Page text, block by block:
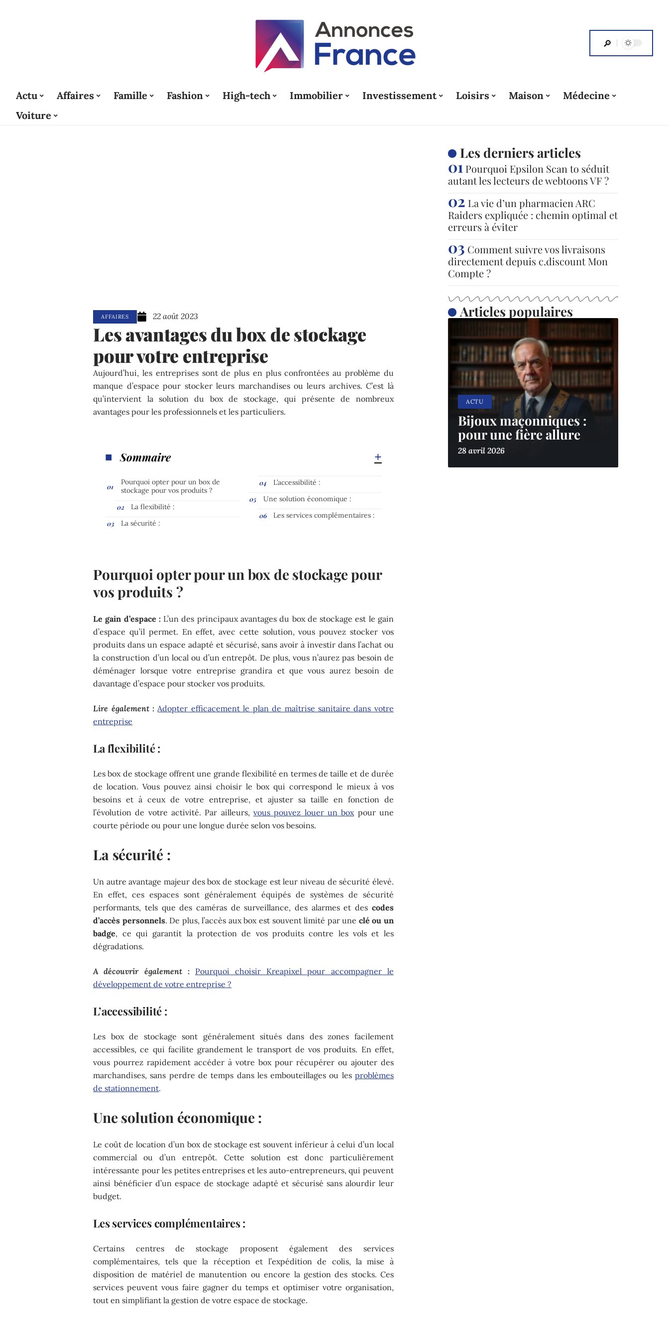
Actu Affaires Famille Fashion High-tech Immobilier Investissement Loisirs Maison
Médecine
Voiture
AFFAIRES 22 août 2023
Les avantages du box de stockage
pour votre entreprise
Aujourd’hui, les entreprises sont de plus en plus confrontées au problème du
manque d’espace pour stocker leurs marchandises ou leurs archives. C’est là
qu’intervient la solution du box de stockage, qui présente de nombreux
avantages pour les professionnels et les particuliers.
Sommaire
Pourquoi opter pour un box de
stockage pour vos produits ?
La flexibilité :
La sécurité :
L’accessibilité :
Une solution économique :
Les services complémentaires :
Pourquoi opter pour un box de stockage pour
vos produits ?
Le gain d’espace : L’un des principaux avantages du box de stockage est le gain
d’espace qu’il permet. En effet, avec cette solution, vous pouvez stocker vos
produits dans un espace adapté et sécurisé, sans avoir à investir dans l’achat ou
la construction d’un local ou d’un entrepôt. De plus, vous n’aurez pas besoin de
déménager lorsque votre entreprise grandira et que vous aurez besoin de
davantage d’espace pour stocker vos produits.
Lire également : Adopter efficacement le plan de maîtrise sanitaire dans votre
entreprise
La flexibilité :
Les box de stockage offrent une grande flexibilité en termes de taille et de durée
de location. Vous pouvez ainsi choisir le box qui correspond le mieux à vos
besoins et à ceux de votre entreprise, et ajuster sa taille en fonction de
l’évolution de votre activité. Par ailleurs, vous pouvez louer un box pour une
courte période ou pour une longue durée selon vos besoins.
La sécurité :
Un autre avantage majeur des box de stockage est leur niveau de sécurité élevé.
En effet, ces espaces sont généralement équipés de systèmes de sécurité
performants, tels que des caméras de surveillance, des alarmes et des codes
d’accès personnels. De plus, l’accès aux box est souvent limité par une clé ou un
badge, ce qui garantit la protection de vos produits contre les vols et les
dégradations.
A découvrir également :
Pourquoi choisir Kreapixel pour accompagner le
développement de votre entreprise ?
L’accessibilité :
Les box de stockage sont généralement situés dans des zones facilement
accessibles, ce qui facilite grandement le transport de vos produits. En effet,
vous pourrez rapidement accéder à votre box pour récupérer ou ajouter des
marchandises, sans perdre de temps dans les embouteillages ou les problèmes
de stationnement.
Une solution économique :
Le coût de location d’un box de stockage est souvent inférieur à celui d’un local
commercial ou d’un entrepôt. Cette solution est donc particulièrement
intéressante pour les petites entreprises et les auto-entrepreneurs, qui peuvent
ainsi bénéficier d’un espace de stockage adapté et sécurisé sans alourdir leur
budget.
Les services complémentaires :
Certains centres de stockage proposent également des services
complémentaires, tels que la réception et l’expédition de colis, la mise à
disposition de matériel de manutention ou encore la gestion des stocks. Ces
services peuvent vous faire gagner du temps et optimiser votre organisation,
tout en simplifiant la gestion de votre espace de stockage.
Les derniers articles
Pourquoi Epsilon Scan to séduit
autant les lecteurs de webtoons VF ?
La vie d’un pharmacien ARC
Raiders expliquée : chemin optimal et
erreurs à éviter
Comment suivre vos livraisons
directement depuis c.discount Mon
Compte ?
Articles populaires
ACTU
Bijoux maçonniques :
pour une fière allure
28 avril 2026